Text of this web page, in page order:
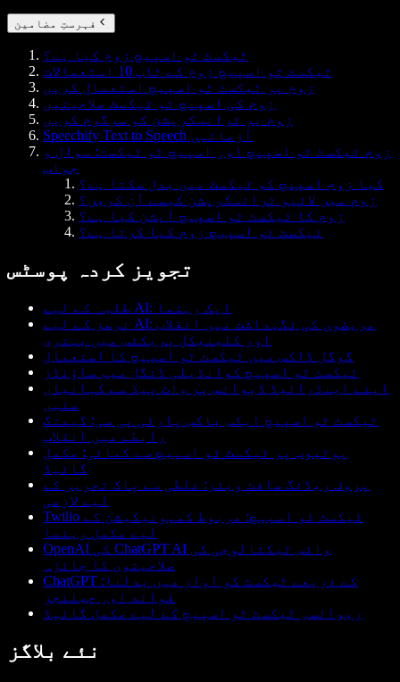
فہرستِ مضامین
ٹیکسٹ ٹو اسپیچ زوم کیا ہے؟
ٹیکسٹ ٹو اسپیچ زوم کے ٹاپ 10 استعمالات
زوم پر ٹیکسٹ ٹو اسپیچ استعمال کریں
زوم کی اسپیچ ٹو ٹیکسٹ صلاحیتیں
زوم پر ٹرانسکرپشن کو سرگرم کریں
Speechify Text to Speech آزمائیں
زوم ٹیکسٹ ٹو اسپیچ اور اسپیچ ٹو ٹیکسٹ: سوال و
جواب
کیا زوم اسپیچ کو ٹیکسٹ میں بدل سکتا ہے؟
زوم میں لائیو ٹرانسکرپشن کیسے آن کریں؟
زوم کا ٹیکسٹ ٹو اسپیچ آپشن کیا ہے؟
ٹیکسٹ ٹو اسپیچ زوم کیا کرتا ہے؟
تجویز کردہ پوسٹس
طلبہ کے لیے AI: ایک رہنما
نرسز کے لیے AI: مریضوں کی نگہداشت میں انقلاب
اور کلینیکل پریکٹس میں بہتری
گوگل ڈاکس میں ٹیکسٹ ٹو اسپیچ کا استعمال
ٹیکسٹ ٹو اسپیچ کوانڈیلی ڈنگل میم ساؤنڈز
اپنے اینڈرائیڈ ڈیوائس پر واٹ پیڈ سے کہانیاں
سنیں
ٹیکسٹ ٹو اسپیچ ایکس باکس پارٹی پی سی: گیمنگ
رابطے میں انقلاب
یوٹیوب پر ٹیکسٹ ٹو اسپیچ سے کمائی: مکمل
گائیڈ
پروف ریڈنگ سافٹ ویئر: غلطی سے پاک تحریر کے
لیے لازمی
Twilio ٹیکسٹ ٹو اسپیچ: مربوط کمیونیکیشن کے
لیے مکمل رہنما
OpenAI کی ChatGPT AI وائس ٹیکنالوجی کی
صلاحیتوں کا جائزہ
ChatGPT کے ذریعے ٹیکسٹ کو آواز میں بدلنا:
فوائد اور چیلنجز
ریوائسر ٹیکسٹ ٹو اسپیچ کے لیے مکمل گائیڈ
نئے بلاگز